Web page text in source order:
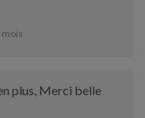
mois
plus, Merci belle